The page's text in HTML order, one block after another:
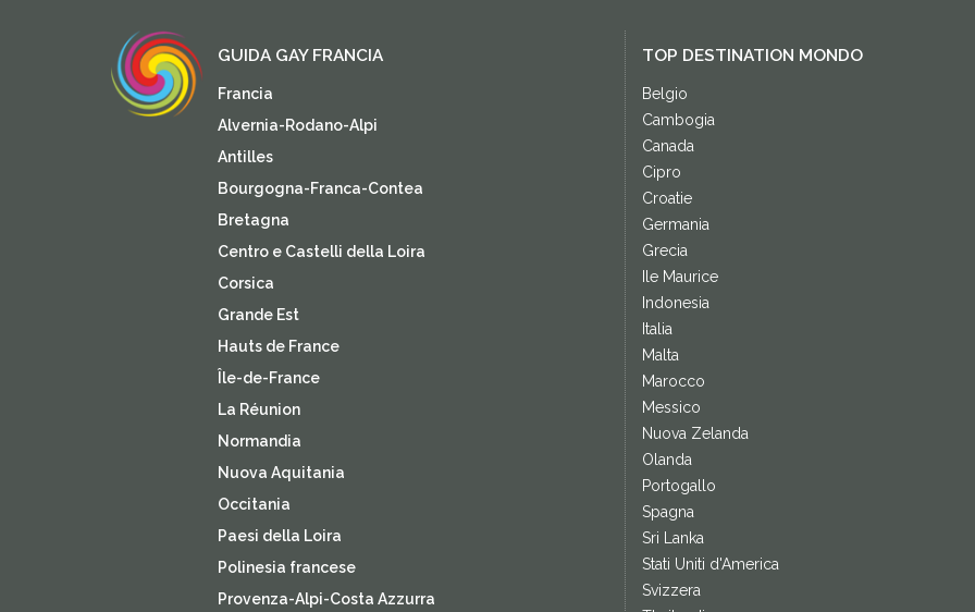
GUIDA GAY FRANCIA
Francia
Alvernia-Rodano-Alpi
Antilles
Bourgogna-Franca-Contea
Bretagna
Centro e Castelli della Loira
Corsica
Grande Est
Hauts de France
Île-de-France
La Réunion
Normandia
Nuova Aquitania
Occitania
Paesi della Loira
Polinesia francese
Provenza-Alpi-Costa Azzurra
TOP DESTINATION MONDO
Belgio
Cambogia
Canada
Cipro
Croatie
Germania
Grecia
Ile Maurice
Indonesia
Italia
Malta
Marocco
Messico
Nuova Zelanda
Olanda
Portogallo
Spagna
Sri Lanka
Stati Uniti d'America
Svizzera